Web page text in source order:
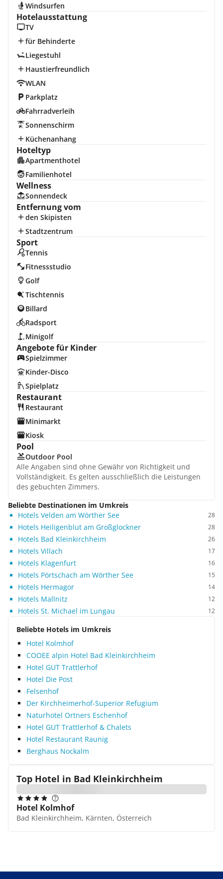
Windsurfen
Hotelausstattung
TV
für Behinderte
Liegestuhl
Haustierfreundlich
WLAN
Parkplatz
Fahrradverleih
Sonnenschirm
Küchenanhang
Hoteltyp
Apartmenthotel
Familienhotel
Wellness
Sonnendeck
Entfernung vom
den Skipisten
Stadtzentrum
Sport
Tennis
Fitnessstudio
Golf
Tischtennis
Billard
Radsport
Minigolf
Angebote für Kinder
Spielzimmer
Kinder-Disco
Spielplatz
Restaurant
Restaurant
Minimarkt
Kiosk
Pool
Outdoor Pool
Alle Angaben sind ohne Gewähr von Richtigkeit und
Vollständigkeit. Es gelten ausschließlich die Leistungen
des gebuchten Zimmers.
Beliebte Destinationen im Umkreis
Hotels Velden am Wörther See
28
Hotels Heiligenblut am Großglockner 28
Hotels Bad Kleinkirchheim 26
Hotels Villach 17
Hotels Klagenfurt 16
Hotels Pörtschach am Wörther See 15
Hotels Hermagor 14
Hotels Mallnitz 12
Hotels St. Michael im Lungau 12
Beliebte Hotels im Umkreis
Hotel Kolmhof
COOEE alpin Hotel Bad Kleinkirchheim
Hotel GUT Trattlerhof
Hotel Die Post
Felsenhof
Der Kirchheimerhof-Superior Refugium
Naturhotel Ortners Eschenhof
Hotel GUT Trattlerhof & Chalets
Hotel Restaurant Raunig
Berghaus Nockalm
Top Hotel in Bad Kleinkirchheim
Hotel Kolmhof
Bad Kleinkirchheim, Kärnten, Österreich